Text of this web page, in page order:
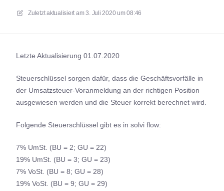
Zuletzt aktualisiert am3. Juli 2020 um 08:46
Letzte Aktualisierung 01.07.2020
Steuerschlüssel sorgen dafür, dass die Geschäftsvorfälle in
der Umsatzsteuer-Voranmeldung an der richtigen Position
ausgewiesen werden und die Steuer korrekt berechnet wird.
Folgende Steuerschlüssel gibt es in solvi flow:
7% UmSt. (BU = 2; GU = 22)
19% UmSt. (BU = 3; GU = 23)
7% VoSt. (BU = 8; GU = 28)
19% VoSt. (BU = 9; GU = 29)